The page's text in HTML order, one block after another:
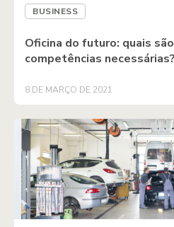
BUSINESS
Oficina do futuro: quais
competências necessárias?
8 DE MARÇO DE 2021